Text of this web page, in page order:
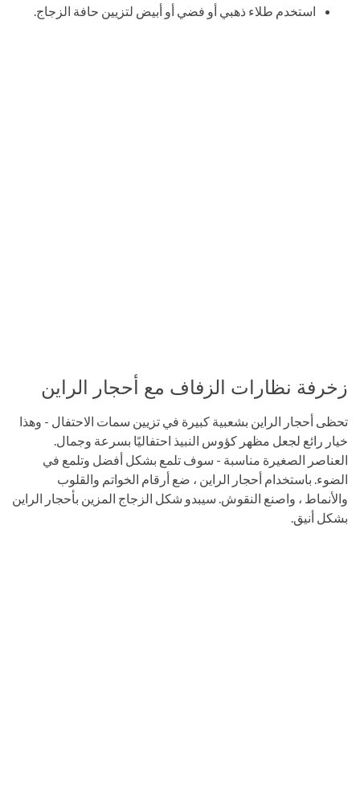
استخدم طلاء ذهبي أو فضي أو أبيض لتزيين حافة الزجاج.
زخرفة نظارات الزفاف مع أحجار الراين
تحظى أحجار الراين بشعبية كبيرة في تزيين سمات الاحتفال - وهذا
خيار رائع لجعل مظهر كؤوس النبيذ احتفاليًا بسرعة وجمال.
العناصر الصغيرة مناسبة - سوف تلمع بشكل أفضل وتلمع في
الضوء. باستخدام أحجار الراين ، ضع أرقام الخواتم والقلوب
والأنماط ، واصنع النقوش. سيبدو شكل الزجاج المزين بأحجار الراين
بشكل أنيق.